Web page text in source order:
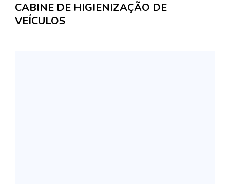
CABINE DE HIGIENIZAÇÃO DE
VEÍCULOS